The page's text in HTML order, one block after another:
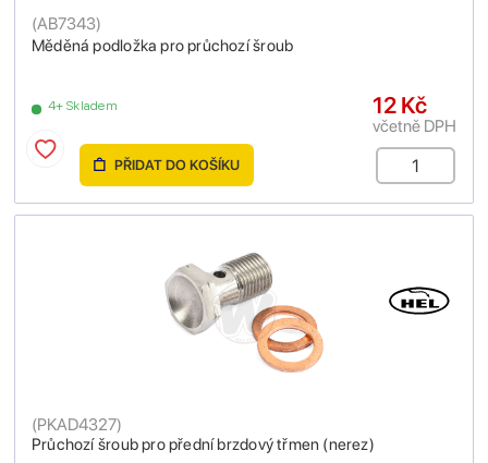
Měděná podložka pro průchozí šroub
(AB7343)
4+ Skladem 12 Kč
včetně DPH
PŘIDAT DO KOŠÍKU
Průchozí šroub pro přední brzdový třmen (nerez)
(PKAD4327)